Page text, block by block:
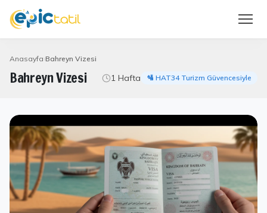
Anasayfa Bahreyn Vizesi
Bahreyn Vizesi 1 Hafta 🛂 HAT34 Turizm Güvencesiyle